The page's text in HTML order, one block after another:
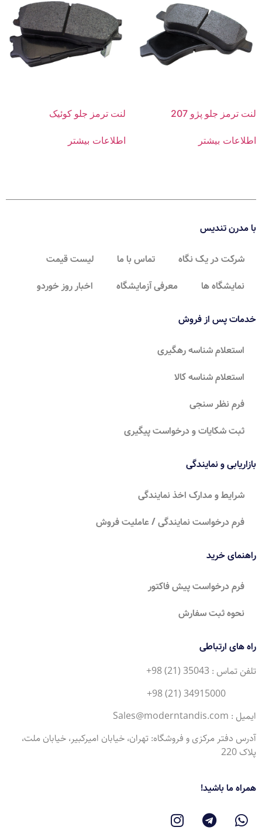
لنت ترمز جلو پژو 207
اطلاعات بیشتر
لنت ترمز جلو کوئیک
اطلاعات بیشتر
با مدرن تندیس
شرکت در یک نگاه تماس با ما
لیست قیمت
نمایشگاه ها
معرفی آزمایشگاه اخبار روز خوردو
خدمات پس از فروش
استعلام شناسه رهگیری
استعلام شناسه کالا
فرم نظر سنجی
ثبت شکایات و درخواست پیگیری
بازاریابی و نمایندگی
شرایط و مدارک اخذ نمایندگی
فرم درخواست نمایندگی / عاملیت فروش
راهنمای خرید
فرم درخواست پیش فاکتور
نحوه ثبت سفارش
راه های ارتباطی
تلفن تماس : 35043 (21) 98+
ایمیل : Sales@moderntandis.com
آدرس دفتر مرکزی و فروشگاه: تهران، خیابان امیرکبیر، خیابان ملت،
پلاک 220
همراه ما باشید!